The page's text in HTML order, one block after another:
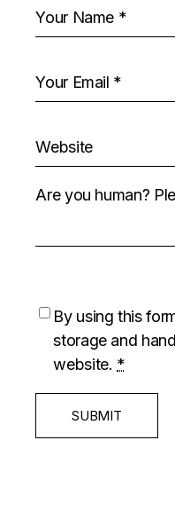
Are you human?
By using this
storage and
website. *
SUBMIT